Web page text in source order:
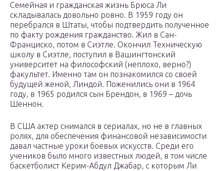
Семейная и гражданская жизнь Брюса Ли
складывалась довольно ровно. В 1959 году он
перебрался в Штаты, чтобы подтвердить полученное
по факту рождения гражданство. Жил в Сан-
Франциско, потом в Сиэтле. Окончил Техническую
школу в Сиэтле, поступил в Вашингтонский
университет на философский (неплохо, верно?)
факультет. Именно там он познакомился со своей
будущей женой, Линдой. Поженились они в 1964
году, в 1965 родился сын Брендон, в 1969 – дочь
Шеннон.
В США актер снимался в сериалах, но не в главных
ролях, для обеспечения финансовой независимости
давал частные уроки боевых искусств. Среди его
учеников было много известных людей, в том числе
баскетболист Керим-Абдул Джабар, с которым Ли